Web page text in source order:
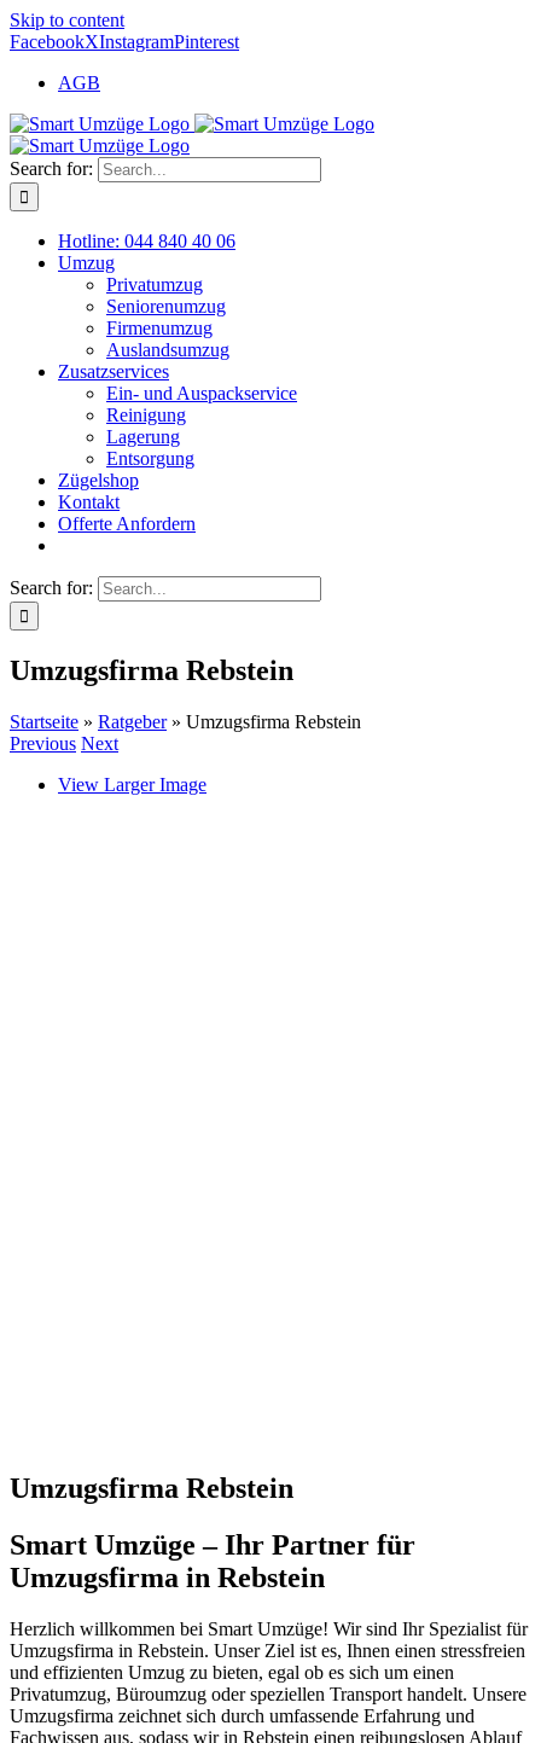
Skip to content
FacebookXInstagramPinterest
AGB
Search for:
Hotline: 044 840 40 06
Umzug
Privatumzug
Seniorenumzug
Firmenumzug
Auslandsumzug
Zusatzservices
Ein- und Auspackservice
Reinigung
Lagerung
Entsorgung
Zügelshop
Kontakt
Offerte Anfordern
Search for:
Umzugsfirma Rebstein
Startseite » Ratgeber» Umzugsfirma Rebstein
Previous Next
View Larger Image
Umzugsfirma Rebstein
Smart Umzüge – Ihr Partner für
Umzugsfirma in Rebstein
Herzlich willkommen bei Smart Umzüge! Wir sind Ihr Spezialist für
Umzugsfirma in Rebstein. Unser Ziel ist es, Ihnen einen stressfreien
und effizienten Umzug zu bieten, egal ob es sich um einen
Privatumzug, Büroumzug oder speziellen Transport handelt. Unsere
Umzugsfirma zeichnet sich durch umfassende Erfahrung und
Fachwissen aus, sodass wir in Rebstein einen reibungslosen Ablauf